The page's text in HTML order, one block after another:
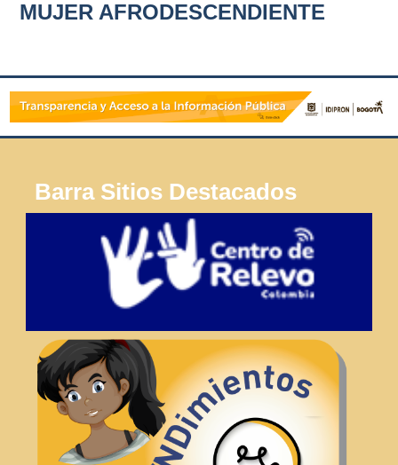
MUJER AFRODESCENDIENTE
Barra Sitios Destacados